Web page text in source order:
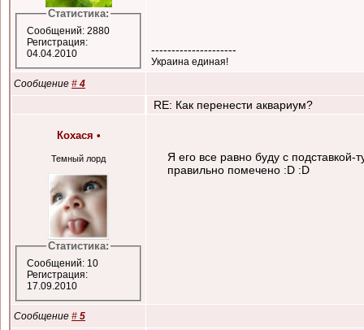
Статистика:
Сообщений: 2880
Регистрация:
04.04.2010
---------------------
Украина единая!
Сообщение # 4
RE: Как перенести аквариум?
Кохася •
Темный лорд
Статистика:
Сообщений: 10
Регистрация:
17.09.2010
Я его все равно буду с подставкой-
правильно помечено :D :D
Сообщение # 5